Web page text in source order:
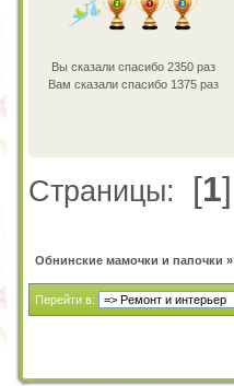
Вы сказали спасибо 2350 раз
Вам сказали спасибо 1375 раз
Страницы: [1]
Обнинские мамочки и папочки »
Перейти в: